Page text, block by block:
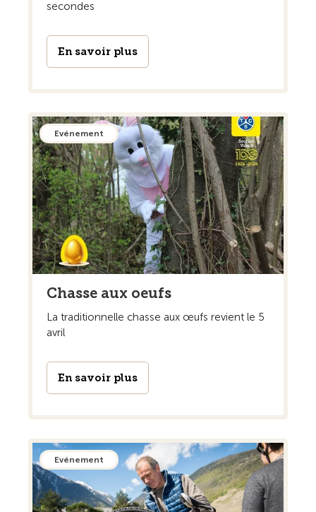
secondes
En savoir plus
Evénement
Chasse aux oeufs
La traditionnelle chasse aux œufs revient le 5
avril
En savoir plus
Evénement